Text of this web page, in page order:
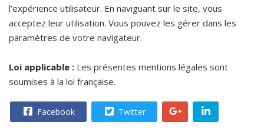
l’expérience utilisateur. En naviguant sur le site, vous
acceptez leur utilisation. Vous pouvez les gérer dans les
paramètres de votre navigateur.
Loi applicable : Les présentes mentions légales sont
soumises à la loi française.
Facebook Twitter